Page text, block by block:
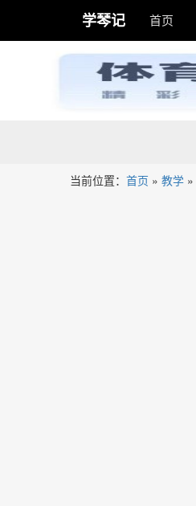
学琴记 首页
当前位置： 首页 » 教学 »